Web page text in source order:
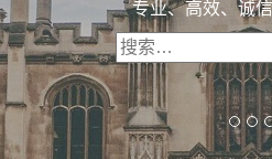
专业定制澳洲、英国